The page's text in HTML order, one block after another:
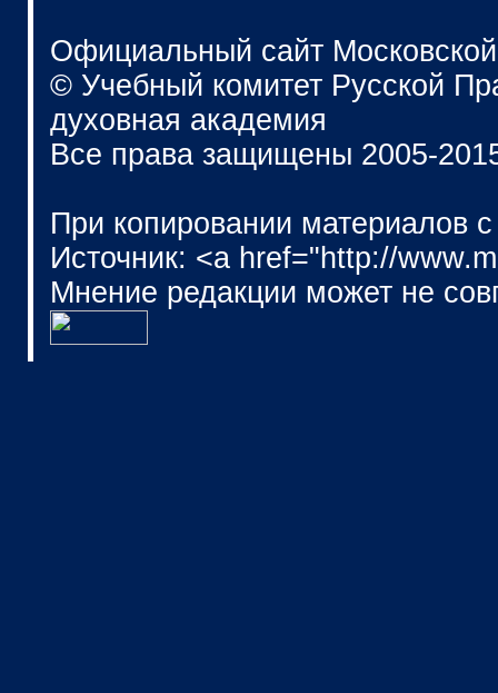
Официальный сайт
© Учебный комитет Русской
духовная академия
Все права защищены 2005-
При копировании материалов
Источник: <a href="http://
Мнение редакции может не